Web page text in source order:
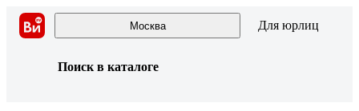
Москва Для юрлиц
Поиск в каталоге